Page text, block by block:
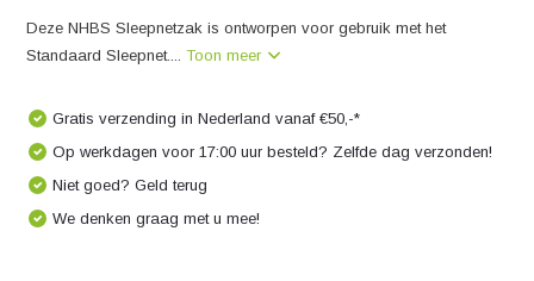
Deze NHBS Sleepnetzak is ontworpen voor gebruik met het
Standaard Sleepnet....Toon meer
Gratis verzending in Nederland vanaf €50,-*
Op werkdagen voor 17:00 uur besteld? Zelfde dag verzonden!
Niet goed? Geld terug
We denken graag met u mee!